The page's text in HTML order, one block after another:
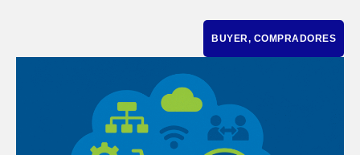
BUYER, COMPRADORES